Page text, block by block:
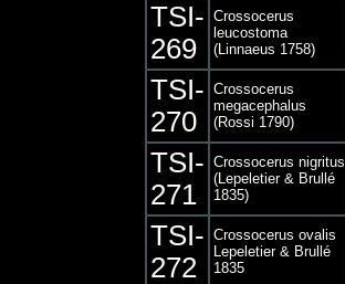
TSI-
269
Crossocerus
leucostoma
(Linnaeus 1758)
TSI-
270
Crossocerus
megacephalus
(Rossi 1790)
TSI-
271
Crossocerus nigritus
(Lepeletier & Brullé
1835)
TSI-
272
Crossocerus ovalis
Lepeletier & Brullé
1835